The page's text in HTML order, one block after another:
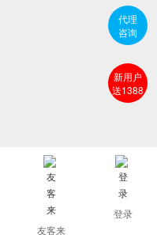
友客来
登录
代理
咨询
新用户
送1388